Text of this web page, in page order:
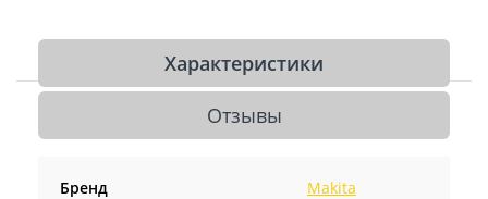
Характеристики
Отзывы
Бренд Makita